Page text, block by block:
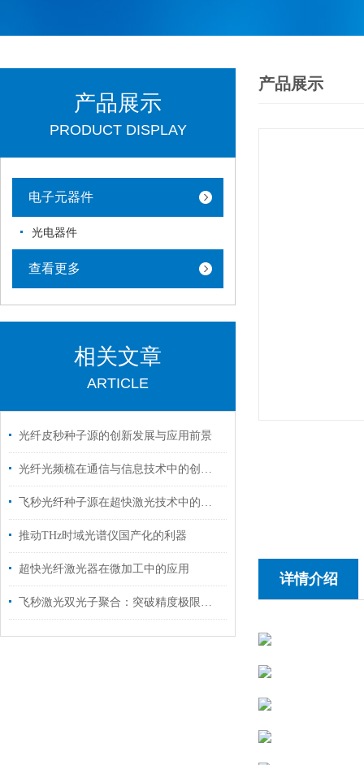
产品展示
详情介绍
产品展示
PRODUCT DISPLAY
电子元器件
光电器件
查看更多
相关文章
ARTICLE
光纤皮秒种子源的创新发展与应用前景
光纤光频梳在通信与信息技术中的创新应用
飞秒光纤种子源在超快激光技术中的关键角色
推动THz时域光谱仪国产化的利器
超快光纤激光器在微加工中的应用
飞秒激光双光子聚合：突破精度极限的纳米三维制造技术